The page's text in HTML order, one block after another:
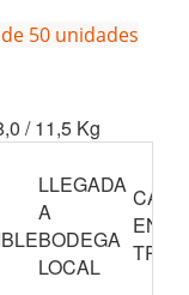
50 unidades
/ 11,5 Kg
LLEGADA
A
BODEGA
LOCAL
EN